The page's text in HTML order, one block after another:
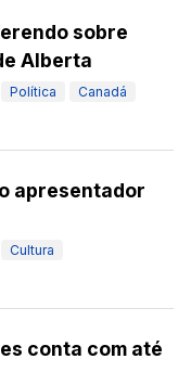
sobre
Alberta
Política Canadá
apresentador
Cultura
conta com até